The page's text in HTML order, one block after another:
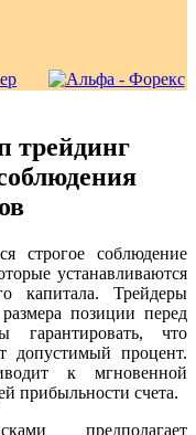
трейдинг
строгое соблюдение
устанавливаются
капитала. Трейдеры
позиции перед
что
допустимый процент.
к мгновенной
прибыльности счета.
предполагает